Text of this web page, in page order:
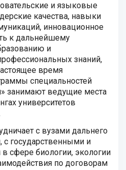
и языковые
качества, навыки
инновационное
к дальнейшему
и
знаний,
время
специальностей
занимают ведущие места
университетов
с вузами дальнего
с государственными и
сфере биологии, экологии
по договорам